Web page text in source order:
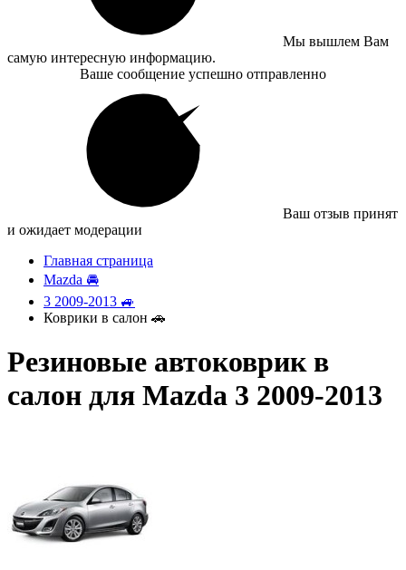
Мы вышлем Вам
самую интересную информацию.
Ваше сообщение успешно отправленно
Ваш отзыв принят
и ожидает модерации
Главная страница
Mazda 🚘
3 2009-2013 🚙
Коврики в салон 🚗
Резиновые автоковрик в
салон для Mazda 3 2009-2013